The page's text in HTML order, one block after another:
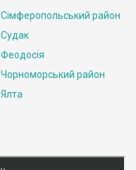
Сімферопольський район
Судак
Феодосія
Чорноморський район
Ялта